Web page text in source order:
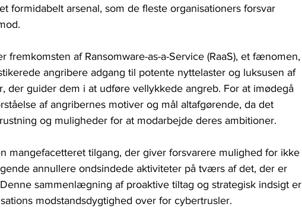
formidabelt arsenal, som de fleste organisationers forsvar
fremkomsten af ​​Ransomware-as-a-Service (RaaS), et fænomen,
angribere adgang til potente nyttelaster og luksusen af
der guider dem i at udføre vellykkede angreb. For at imødegå
af angribernes motiver og mål altafgørende, da det
og muligheder for at modarbejde deres ambitioner.
mangefacetteret tilgang, der giver forsvarere mulighed for ikke
annullere ondsindede aktiviteter på tværs af det, der er
sammenlægning af proaktive tiltag og strategisk indsigt er
modstandsdygtighed over for cybertrusler.